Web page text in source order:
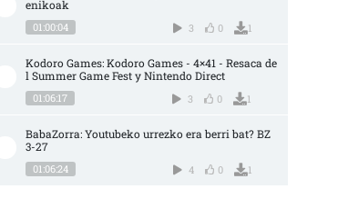
enikoak
01:00:04 3 0 1
Kodoro Games: Kodoro Games - 4×41 - Resaca de
l Summer Game Fest y Nintendo Direct
01:06:17 3 0 1
BabaZorra: Youtubeko urrezko era berri bat? BZ
3-27
01:06:24 4 0 1